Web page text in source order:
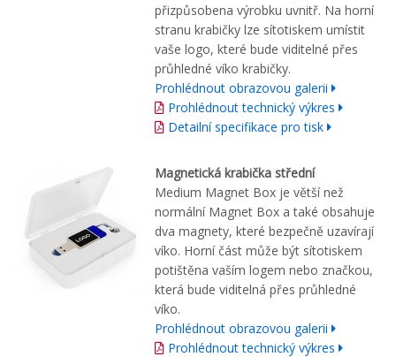
přizpůsobena výrobku uvnitř. Na horní
stranu krabičky lze sítotiskem umístit
vaše logo, které bude viditelné přes
průhledné víko krabičky.
Prohlédnout obrazovou galerii
Prohlédnout technický výkres
Detailní specifikace pro tisk
Magnetická krabička střední
Medium Magnet Box je větší než
normální Magnet Box a také obsahuje
dva magnety, které bezpečně uzavírají
víko. Horní část může být sítotiskem
potištěna vaším logem nebo značkou,
která bude viditelná přes průhledné
víko.
Prohlédnout obrazovou galerii
Prohlédnout technický výkres